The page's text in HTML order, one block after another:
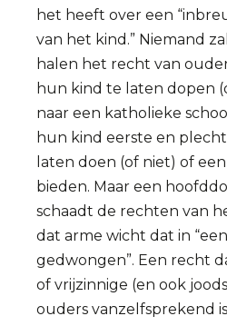
het heeft over een
van het kind.” Niemand
halen het recht van
hun kind te laten dopen
naar een katholieke
hun kind eerste en
laten doen (of niet) of
bieden. Maar een
schaadt de rechten van
dat arme wicht dat in
gedwongen”. Een recht
of vrijzinnige (en ook
ouders vanzelfsprekend